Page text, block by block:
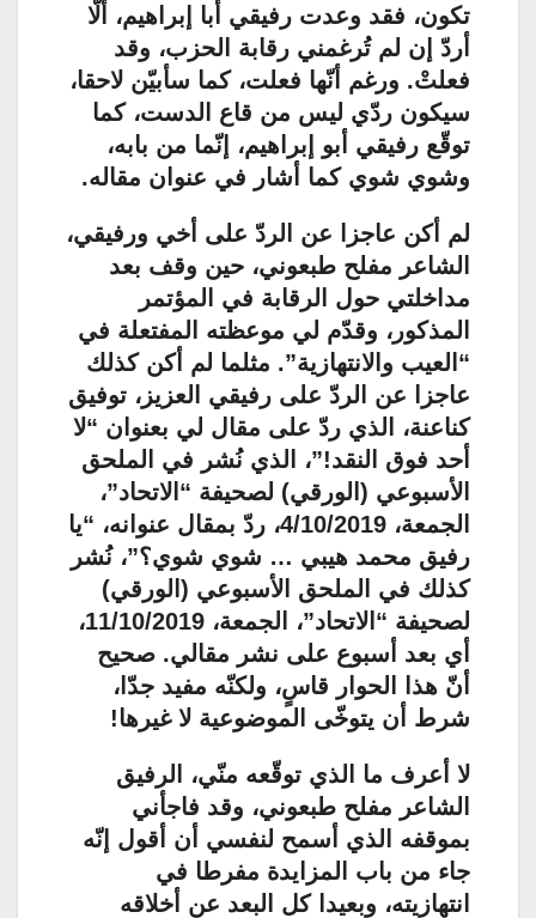
تكون، فقد وعدت رفيقي أبا إبراهيم، ألّا
أردّ إن لم تُرغمني رقابة الحزب، وقد
فعلتْ. ورغم أنّها فعلت، كما سأبيّن لاحقا،
سيكون ردّي ليس من قاع الدست، كما
توقّع رفيقي أبو إبراهيم، إنّما من بابه،
وشوي شوي كما أشار في عنوان مقاله.
لم أكن عاجزا عن الردّ على أخي ورفيقي،
الشاعر مفلح طبعوني، حين وقف بعد
مداخلتي حول الرقابة في المؤتمر
المذكور، وقدّم لي موعظته المفتعلة في
“العيب والانتهازية”. مثلما لم أكن كذلك
عاجزا عن الردّ على رفيقي العزيز، توفيق
كناعنة، الذي ردّ على مقال لي بعنوان “لا
أحد فوق النقد!”، الذي نُشر في الملحق
الأسبوعي (الورقي) لصحيفة “الاتحاد”،
الجمعة، 4/10/2019، ردّ بمقال عنوانه، “يا
رفيق محمد هيبي … شوي شوي؟”، نُشر
كذلك في الملحق الأسبوعي (الورقي)
لصحيفة “الاتحاد”، الجمعة، 11/10/2019،
أي بعد أسبوع على نشر مقالي. صحيح
أنّ هذا الحوار قاسٍ، ولكنّه مفيد جدّا،
شرط أن يتوخّى الموضوعية لا غيرها!
لا أعرف ما الذي توقّعه منّي، الرفيق
الشاعر مفلح طبعوني، وقد فاجأني
بموقفه الذي أسمح لنفسي أن أقول إنّه
جاء من باب المزايدة مفرطا في
انتهازيته، وبعيدا كل البعد عن أخلاقه